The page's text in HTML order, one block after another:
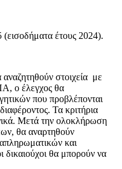
έτους 2024).
στοιχεία με
ο έλεγχος θα
που προβλέπονται
Τα κριτήρια
Μετά την ολοκλήρωση
θα αναρτηθούν
και
δικαιούχοι θα μπορούν να